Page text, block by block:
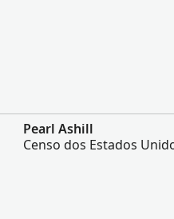
Pearl Ashill
Censo dos Estados